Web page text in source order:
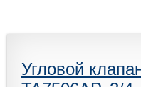
Угловой